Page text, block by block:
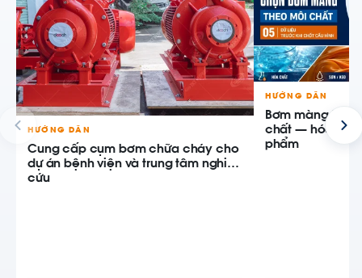
HƯỚNG DẪN
Cung cấp cụm bơm chữa cháy cho
dự án bệnh viện và trung tâm nghiên
cứu
HƯỚNG DẪN
Bơm màng khí
chất — hóa
phẩm